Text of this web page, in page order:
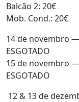
Balcão 2: 20€
Mob. Cond.: 20€
14 de novembro
ESGOTADO
15 de novembro
ESGOTADO
12 & 13 de